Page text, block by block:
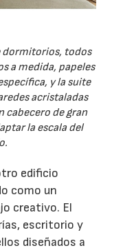
dormitorios, todos
a medida, papeles
y la suite
acristaladas
cabecero de gran
la escala del
edificio
como un
creativo. El
escritorio y
diseñados a